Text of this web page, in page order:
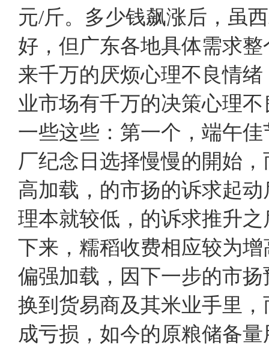
元/斤。多少钱飙涨后，虽
好，但广东各地具体需求
来千万的厌烦心理不良情
业市场有千万的决策心理
一些这些：第一个，端午
厂纪念日选择慢慢的開始
高加载，的市扬的诉求起
理本就较低，的诉求推升
下来，糯稻收费相应较为
偏强加载，因下一步的市
换到货易商及其米业手里
成亏损，如今的原粮储备